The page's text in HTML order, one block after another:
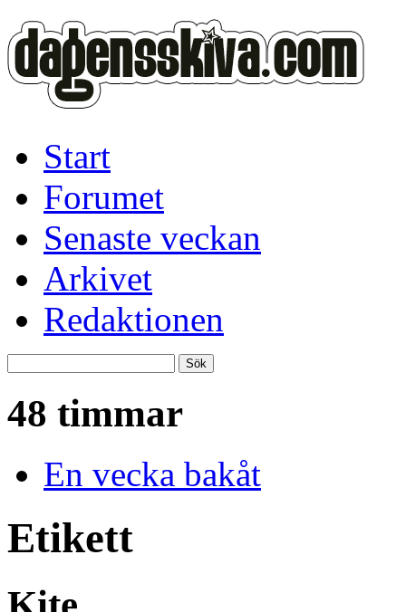
Start
Forumet
Senaste veckan
Arkivet
Redaktionen
48 timmar
En vecka bakåt
Etikett